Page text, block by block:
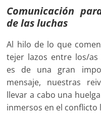
Comunicación
de las luchas
Al hilo de lo que
tejer lazos entre los/
es de una gran
mensaje, nuestras
llevar a cabo una
inmersos en el conflicto